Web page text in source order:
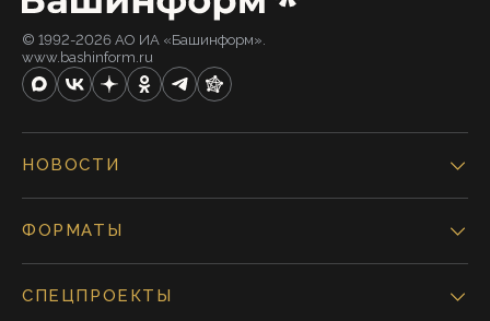
© 1992-2026 АО ИА «Башинформ».
www.bashinform.ru
НОВОСТИ
ФОРМАТЫ
СПЕЦПРОЕКТЫ